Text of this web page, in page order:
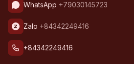
WhatsApp +79030145723
Zalo +84342249416
+84342249416